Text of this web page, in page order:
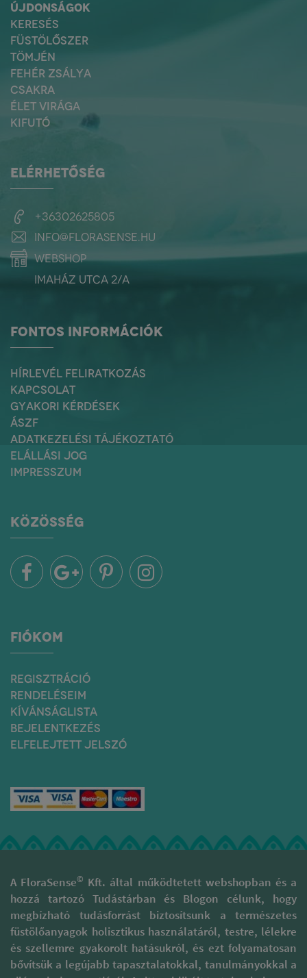
ÚJDONSÁGOK
KERESÉS
FÜSTÖLŐSZER
TÖMJÉN
FEHÉR ZSÁLYA
CSAKRA
ÉLET VIRÁGA
KIFUTÓ
ELÉRHETŐSÉG
+36302625805
info@florasense.hu
webshop
Imaház utca 2/a
FONTOS INFORMÁCIÓK
HÍRLEVÉL FELIRATKOZÁS
KAPCSOLAT
GYAKORI KÉRDÉSEK
ÁSZF
ADATKEZELÉSI TÁJÉKOZTATÓ
ELÁLLÁSI JOG
IMPRESSZUM
KÖZÖSSÉG
FIÓKOM
REGISZTRÁCIÓ
RENDELÉSEIM
KÍVÁNSÁGLISTA
BEJELENTKEZÉS
ELFELEJTETT JELSZÓ
A FloraSense© Kft. által működtetett webshopban és a
hozzá tartozó Tudástárban és Blogon célunk, hogy
megbízható tudásforrást biztosítsunk a természetes
füstölőanyagok holisztikus használatáról, testre, lélekre
és szellemre gyakorolt hatásukról, és ezt folyamatosan
bővítsük a legújabb tapasztalatokkal, tanulmányokkal a